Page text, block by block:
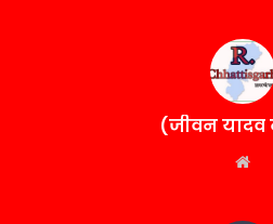
(जीवन यादव